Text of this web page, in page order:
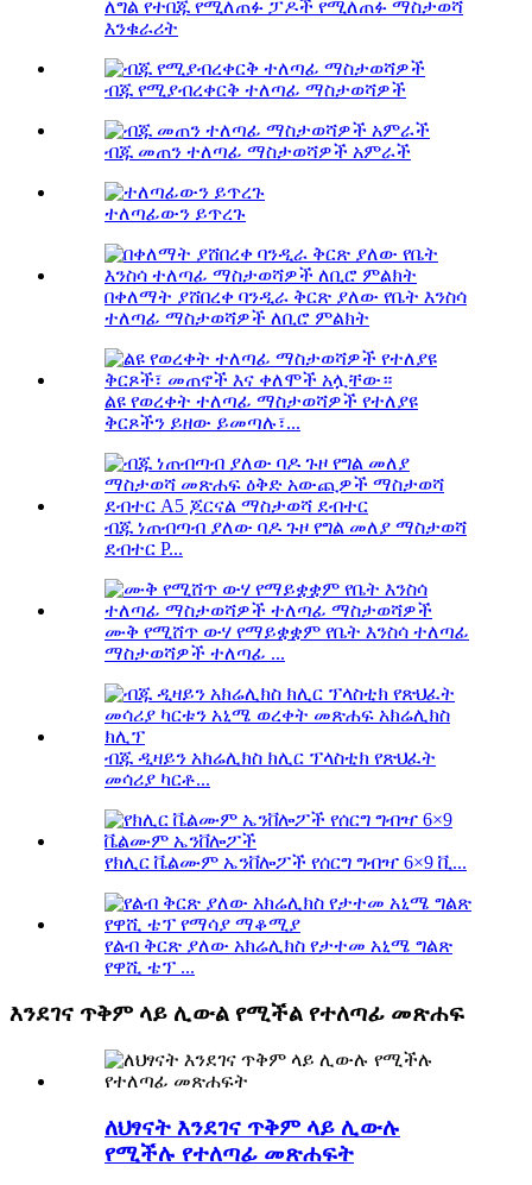
ለግል የተበጁ የሚለጠፉ ፓዶች የሚለጠፉ ማስታወሻ
እንቁራሪት
ብጁ የሚያብረቀርቅ ተለጣፊ ማስታወሻዎች
ብጁ መጠን ተለጣፊ ማስታወሻዎች አምራች
ተለጣፊውን ይጥረጉ
በቀለማት ያሸበረቀ ባንዲራ ቅርጽ ያለው የቤት እንስሳ
ተለጣፊ ማስታወሻዎች ለቢሮ ምልክት
ልዩ የወረቀት ተለጣፊ ማስታወሻዎች የተለያዩ
ቅርጾችን ይዘው ይመጣሉ፣...
ብጁ ነጠብጣብ ያለው ባዶ ጉዞ የግል መለያ ማስታወሻ
ደብተር P...
ሙቅ የሚሸጥ ውሃ የማይቋቋም የቤት እንስሳ ተለጣፊ
ማስታወሻዎች ተለጣፊ ...
ብጁ ዲዛይን አክሬሊክስ ክሊር ፕላስቲክ የጽህፈት
መሳሪያ ካርቶ...
የክሊር ቬልሙም ኤንቨሎፖች የሰርግ ግብዣ 6×9 ቪ...
የልብ ቅርጽ ያለው አክሬሊክስ የታተመ አኒሜ ግልጽ
የዋሺ ቴፕ ...
እንደገና ጥቅም ላይ ሊውል የሚችል የተለጣፊ መጽሐፍ
ለህፃናት እንደገና ጥቅም ላይ ሊውሉ
የሚችሉ የተለጣፊ መጽሐፍት